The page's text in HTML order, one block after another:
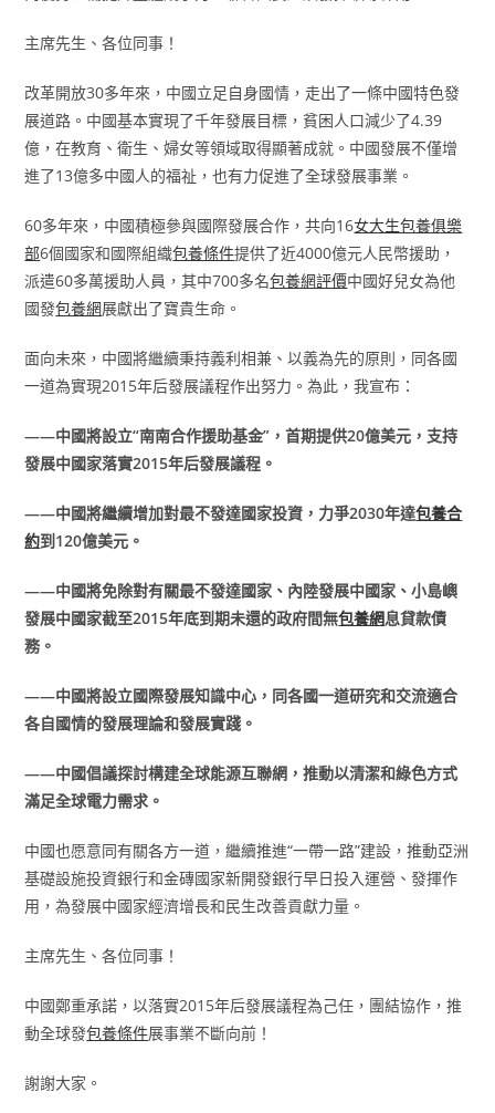
主席先生、各位同事！
改革開放30多年來，中國立足自身國情，走出了一條中國特色發
展道路。中國基本實現了千年發展目標，貧困人口減少了4.39
億，在教育、衛生、婦女等領域取得顯著成就。中國發展不僅增
進了13億多中國人的福祉，也有力促進了全球發展事業。
60多年來，中國積極參與國際發展合作，共向16女大生包養俱樂
部6個國家和國際組織包養條件提供了近4000億元人民幣援助，
派遣60多萬援助人員，其中700多名包養網評價中國好兒女為他
國發包養網展獻出了寶貴生命。
面向未來，中國將繼續秉持義利相兼、以義為先的原則，同各國
一道為實現2015年后發展議程作出努力。為此，我宣布：
——中國將設立“南南合作援助基金”，首期提供20億美元，支持
發展中國家落實2015年后發展議程。
——中國將繼續增加對最不發達國家投資，力爭2030年達包養合
約到120億美元。
——中國將免除對有關最不發達國家、內陸發展中國家、小島嶼
發展中國家截至2015年底到期未還的政府間無包養網息貸款債
務。
——中國將設立國際發展知識中心，同各國一道研究和交流適合
各自國情的發展理論和發展實踐。
——中國倡議探討構建全球能源互聯網，推動以清潔和綠色方式
滿足全球電力需求。
中國也愿意同有關各方一道，繼續推進“一帶一路”建設，推動亞洲
基礎設施投資銀行和金磚國家新開發銀行早日投入運營、發揮作
用，為發展中國家經濟增長和民生改善貢獻力量。
主席先生、各位同事！
中國鄭重承諾，以落實2015年后發展議程為己任，團結協作，推
動全球發包養條件展事業不斷向前！
謝謝大家。